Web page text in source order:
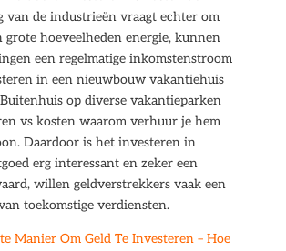
van de industrieën vraagt echter om
grote hoeveelheden energie, kunnen
een regelmatige inkomstenstroom
in een nieuwbouw vakantiehuis
op diverse vakantieparken
vs kosten waarom verhuur je hem
Daardoor is het investeren in
erg interessant en zeker een
willen geldverstrekkers vaak een
toekomstige verdiensten.
Manier Om Geld Te Investeren – Hoe